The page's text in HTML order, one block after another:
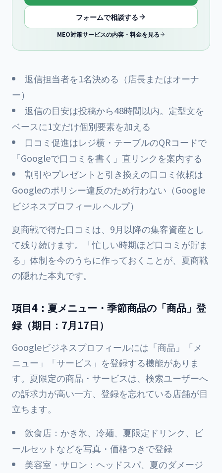
フォームで相談する
MEO対策サービスの内容・料金を見る
返信担当者を1名決める（店長またはオーナ
ー）
返信の目安は投稿から48時間以内。定型文を
ベースに1文だけ個別要素を加える
口コミ促進はレジ横・テーブルのQRコードで
「Googleで口コミを書く」直リンクを案内する
割引やプレゼントと引き換えの口コミ依頼は
Googleのポリシー違反のため行わない（Google
ビジネスプロフィール ヘルプ）
夏商戦で得た口コミは、9月以降の集客資産とし
て残り続けます。「忙しい時期ほど口コミが貯ま
る」体制を今のうちに作っておくことが、夏商戦
の隠れた本丸です。
項目4：夏メニュー・季節商品の「商品」登
録（期日：7月17日）
Googleビジネスプロフィールには「商品」「メ
ニュー」「サービス」を登録する機能がありま
す。夏限定の商品・サービスは、検索ユーザーへ
の訴求力が高い一方、登録を忘れている店舗が目
立ちます。
飲食店：かき氷、冷麺、夏限定ドリンク、ビ
ールセットなどを写真・価格つきで登録
美容室・サロン：ヘッドスパ、夏のダメージ